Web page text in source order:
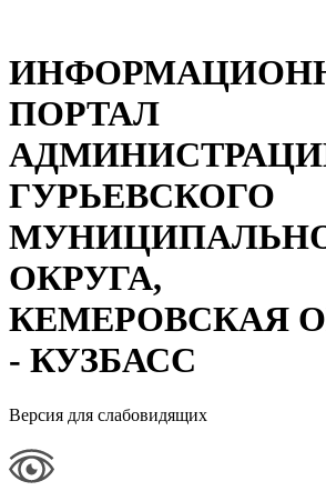
ПОРТАЛ
ГУРЬЕВСКОГО
ОКРУГА,
КЕМЕРОВСКАЯ
- КУЗБАСС
Версия для слабовидящих